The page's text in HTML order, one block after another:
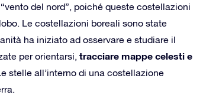
del nord”, poiché queste costellazioni
Le costellazioni boreali sono state
ha iniziato ad osservare e studiare il
per orientarsi, tracciare mappe celesti e
stelle all’interno di una costellazione